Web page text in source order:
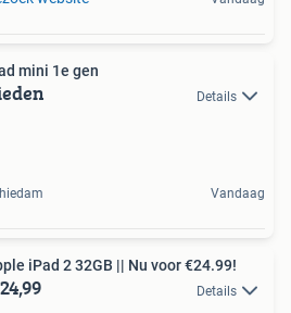
mini 1e gen
Details
Vandaag
iPad 2 32GB || Nu voor €24.99!
Details